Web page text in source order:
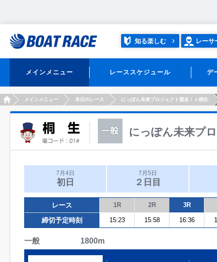
知る楽しむ レーサ
メインメニュー レーススケジュール デ
HOMEメインメニュー 本日のレース にっぽん未来プロジェクト競走ｉｎ桐生
にっぽん未来プ
7月4日
初日
7月5日
２日目
レース 1R 2R 3R
締切予定時刻 15:23 15:58 16:36
一般 1800m